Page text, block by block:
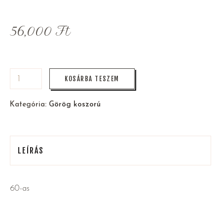
56,000 Ft
KOSÁRBA TESZEM
Kategória: Görög koszorú
LEÍRÁS
60-as